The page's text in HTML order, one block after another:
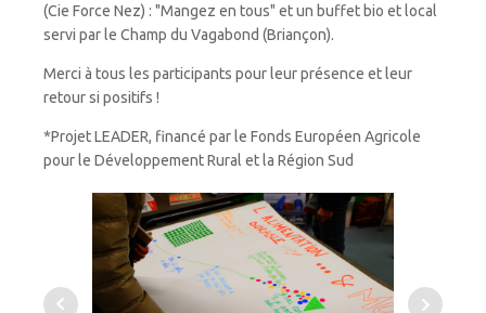
(Cie Force Nez) : "Mangez en tous" et un buffet bio et local
servi par le Champ du Vagabond (Briançon).
Merci à tous les participants pour leur présence et leur
retour si positifs !
*Projet LEADER, financé par le Fonds Européen Agricole
pour le Développement Rural et la Région Sud